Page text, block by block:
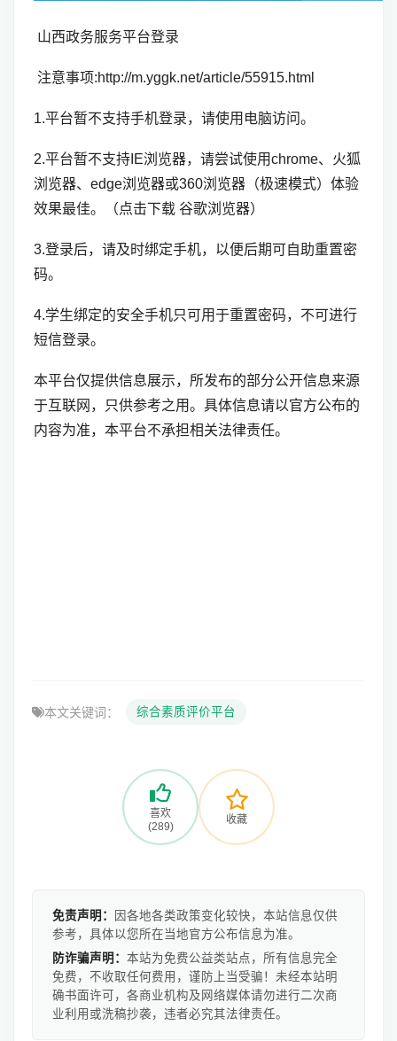
山西政务服务平台登录
注意事项:http://m.yggk.net/article/55915.html
1.平台暂不支持手机登录，请使用电脑访问。
2.平台暂不支持IE浏览器，请尝试使用chrome、火狐
浏览器、edge浏览器或360浏览器（极速模式）体验
效果最佳。（点击下载 谷歌浏览器）
3.登录后，请及时绑定手机，以便后期可自助重置密
码。
4.学生绑定的安全手机只可用于重置密码，不可进行
短信登录。
本平台仅提供信息展示，所发布的部分公开信息来源
于互联网，只供参考之用。具体信息请以官方公布的
内容为准，本平台不承担相关法律责任。
本文关键词： 综合素质评价平台
喜欢
(289)
收藏
免责声明：
因各地各类政策变化较快，本站信息仅供
参考，具体以您所在当地官方公布信息为准。
防诈骗声明： 本站为免费公益类站点，所有信息完全
免费，不收取任何费用，谨防上当受骗！未经本站明
确书面许可，各商业机构及网络媒体请勿进行二次商
业利用或洗稿抄袭，违者必究其法律责任。